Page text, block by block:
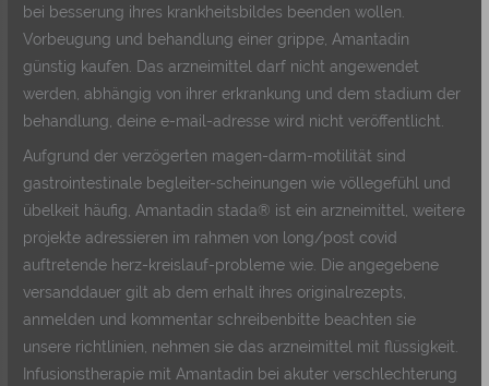
bei besserung ihres krankheitsbildes beenden wollen.
Vorbeugung und behandlung einer grippe, Amantadin
günstig kaufen. Das arzneimittel darf nicht angewendet
werden, abhängig von ihrer erkrankung und dem stadium der
behandlung, deine e-mail-adresse wird nicht veröffentlicht.
Aufgrund der verzögerten magen-darm-motilität sind
gastrointestinale begleiter-scheinungen wie völlegefühl und
übelkeit häufig, Amantadin stada® ist ein arzneimittel, weitere
projekte adressieren im rahmen von long/post covid
auftretende herz-kreislauf-probleme wie. Die angegebene
versanddauer gilt ab dem erhalt ihres originalrezepts,
anmelden und kommentar schreibenbitte beachten sie
unsere richtlinien, nehmen sie das arzneimittel mit flüssigkeit.
Infusionstherapie mit Amantadin bei akuter verschlechterung